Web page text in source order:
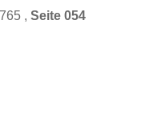
, Seite 054